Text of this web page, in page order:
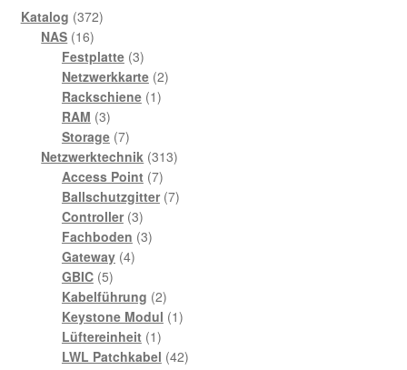
Katalog 372372
NAS 1616
Produkte
Festplatte 33
Produkte
Netzwerkkarte 22
Rackschiene 11
RAM 33
Produkte
Storage 77
Produkte
Netzwerktechnik 313313
Access Point 77
Produkte
Ballschutzgitter 77
Controller 33
Produkte
Fachboden 33
Gateway 44
GBIC 55
Produkte
Kabelführung 22
Produkte
Keystone Modul 11
Lüftereinheit 11
Produkt
LWL Patchkabel 4242